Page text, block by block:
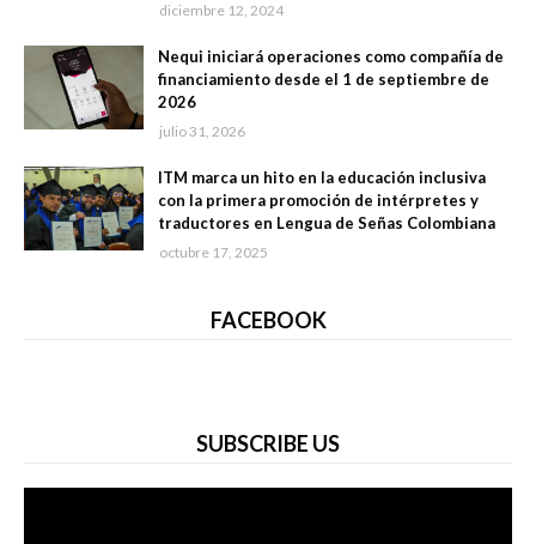
diciembre 12, 2024
Nequi iniciará operaciones como compañía de
financiamiento desde el 1 de septiembre de
2026
julio 31, 2026
ITM marca un hito en la educación inclusiva
con la primera promoción de intérpretes y
traductores en Lengua de Señas Colombiana
octubre 17, 2025
FACEBOOK
SUBSCRIBE US